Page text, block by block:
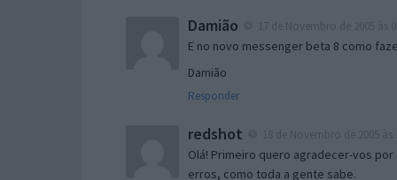
Damião
E no novo messenger beta 8 como
Damião
Responder
redshot
Olá! Primeiro quero agradecer-vos
erros, como toda a gente sabe.